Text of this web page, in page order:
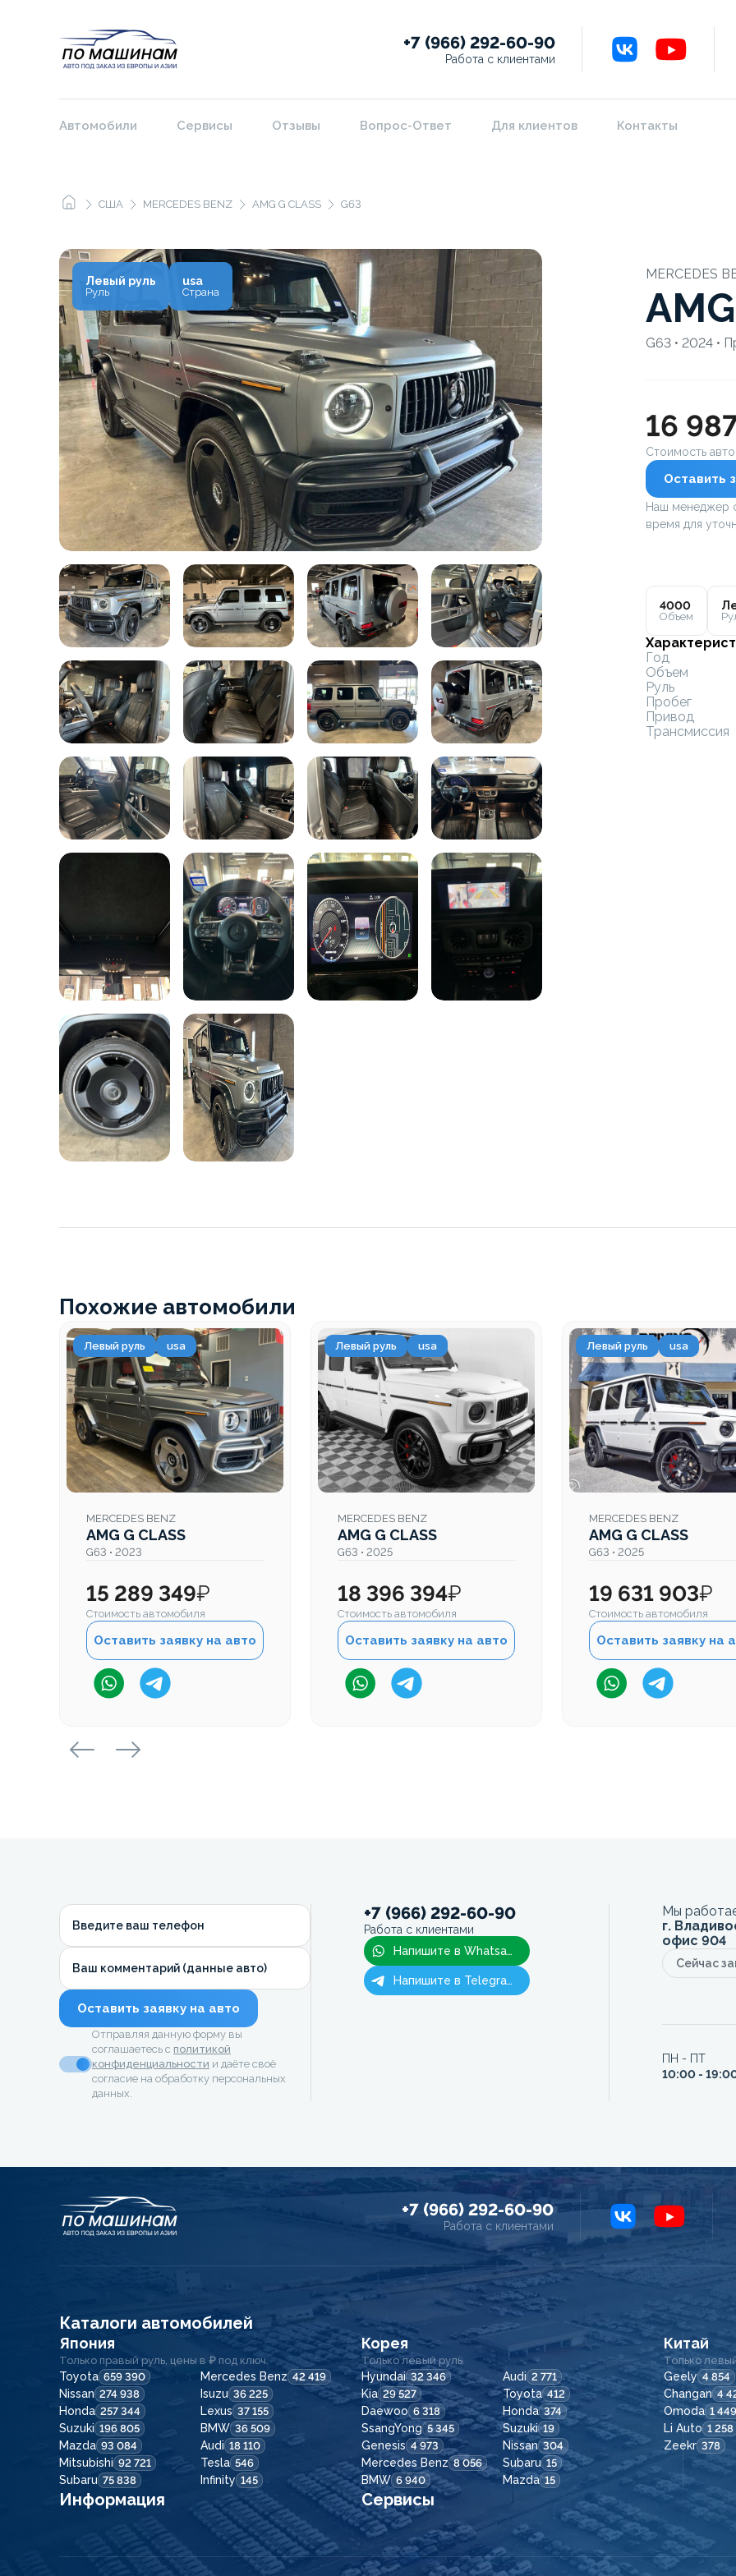
+7 (966) 292-60-90
Работа с клиентами
Автомобили Сервисы Отзывы Вопрос-Ответ Для клиентов Контакты
США MERCEDES BENZ AMG G CLASS G63
MERCEDES
G63 • 2024 •
Левый руль
Руль
usa
Страна
16
Стоимость
Оставить
Наш менеджер
время для
4000
Объем
Год
Объем
Руль
Пробег
Привод
Трансмиссия
Похожие автомобили
Левый руль usa
MERCEDES BENZ
AMG G CLASS
G63 • 2023
15 289 349₽
Стоимость автомобиля
Оставить заявку на авто
Левый руль usa
MERCEDES BENZ
AMG G CLASS
G63 • 2025
18 396 394₽
Стоимость автомобиля
Оставить заявку на авто
Левый руль usa
MERCEDES BENZ
AMG G CLASS
G63 • 2025
19 631 903₽
Стоимость автомобиля
Оставить заявку на
Введите ваш телефон
Ваш комментарий (данные авто)
Оставить заявку на авто
Отправляя данную форму вы
соглашаетесь с политикой
конфиденциальности и даёте своё
согласие на обработку персональных
данных.
+7 (966) 292-60-90
Работа с клиентами
Напишите в Whatsapp
Напишите в Telegram
Мы
г.
офис 904
Сейчас
ПН - ПТ
10:00 -
+7 (966) 292-60-90
Работа с клиентами
Каталоги автомобилей
Япония
Только правый руль, цены в ₽ под ключ.
Toyota 659 390 Mercedes Benz 42 419
Nissan 274 938 Isuzu 36 225
Honda 257 344 Lexus 37 155
Suzuki 196 805 BMW 36 509
Mazda 93 084 Audi 18 110
Mitsubishi 92 721 Tesla 546
Subaru 75 838 Infinity 145
Корея
Только левый руль
Hyundai 32 346 Audi 2 771
Kia 29 527 Toyota 412
Daewoo 6 318 Honda 374
SsangYong 5 345 Suzuki 19
Genesis 4 973 Nissan 304
Mercedes Benz 8 056 Subaru 15
BMW 6 940 Mazda 15
Китай
Только
Geely 4 854
Changan 4
Omoda 1 449
Li Auto 1 258
Zeekr 378
Информация Сервисы